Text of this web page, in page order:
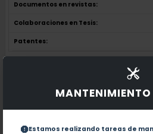
MANTENIMIENTO
Estamos realizando tareas de
Documentos en revistas:
Colaboraciones en Tesis:
Patentes:
No hay obras de
Documentos en revistas: